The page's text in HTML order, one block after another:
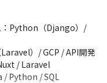
：Python（Django）/
）/ GCP / API開発
/ Laravel
/ Python / SQL